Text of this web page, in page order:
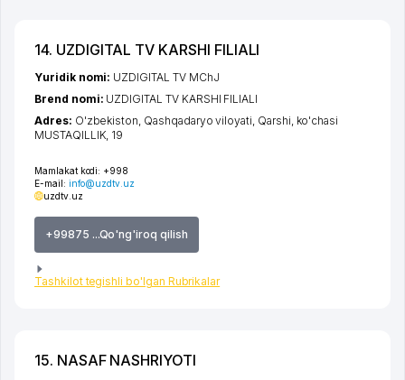
14. UZDIGITAL TV KARSHI FILIALI
Mamlakat kodi: +998
E-mail: info@uzdtv.uz
uzdtv.uz
+99875 ...Qo'ng'iroq qilish
Tashkilot tegishli bo'lgan Rubrikalar
Yuridik nomi: UZDIGITAL TV MChJ
Brend nomi: UZDIGITAL TV KARSHI FILIALI
Adres: O'zbekiston, Qashqadaryo viloyati Qarshi ko'chasi
MUSTAQILLIK , 19
15. NASAF NASHRIYOTI